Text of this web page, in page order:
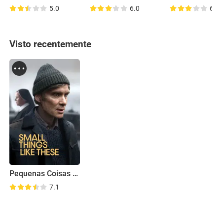
5.0 6.0 6.5
Visto recentemente
Pequenas Coisas Como Estas
7.1